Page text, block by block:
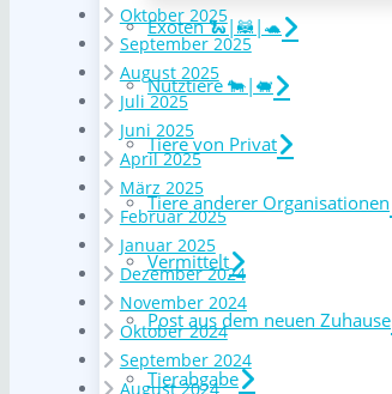
Exoten 🐍|🦝|🐢
Nutztiere 🐄|🐖
Tiere von Privat
Tiere anderer Organisationen
Vermittelt
Post aus dem neuen Zuhause
Tierabgabe
Oktober 2025
September 2025
August 2025
Juli 2025
Juni 2025
April 2025
März 2025
Februar 2025
Januar 2025
Dezember 2024
November 2024
Oktober 2024
September 2024
August 2024